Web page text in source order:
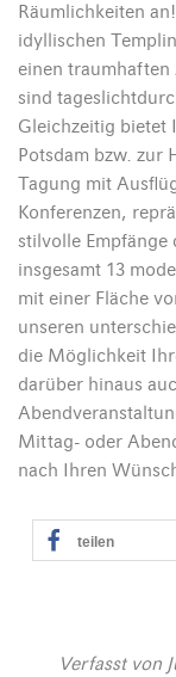
Räumlichkeiten
idyllischen
einen
sind
Gleichzeitig bietet
Potsdam bzw. zur
Tagung mit
Konferenzen,
stilvolle Empfänge
insgesamt 13
mit einer Fläche
unseren
die Möglichkeit
darüber hinaus
Mittag- oder
nach Ihren
teilen
Verfasst von